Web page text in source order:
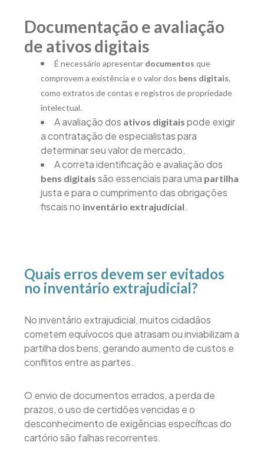
Documentação e avaliação
de ativos digitais
É necessário apresentar documentos que
comprovem a existência e o valor dos bens digitais,
como extratos de contas e registros de propriedade
intelectual.
A avaliação dos ativos digitais pode exigir
a contratação de especialistas para
determinar seu valor de mercado.
A correta identificação e avaliação dos
bens digitais são essenciais para uma partilha
justa e para o cumprimento das obrigações
fiscais no inventário extrajudicial.
Quais erros devem ser evitados
no inventário extrajudicial?
No inventário extrajudicial, muitos cidadãos
cometem equívocos que atrasam ou inviabilizam a
partilha dos bens, gerando aumento de custos e
conflitos entre as partes.
O envio de documentos errados, a perda de
prazos, o uso de certidões vencidas e o
desconhecimento de exigências específicas do
cartório são falhas recorrentes.